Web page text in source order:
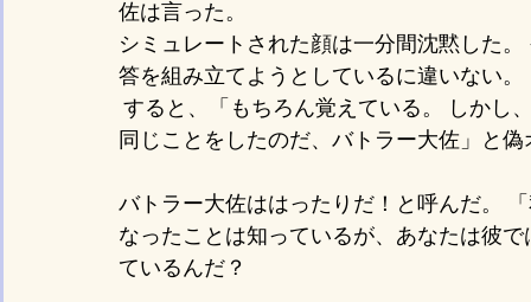
佐は言った。
シミュレートされた顔は一分間沈黙した
答を組み立てようとしているに違いない。
同じことをしたのだ、バトラー大佐」と
バトラー大佐ははったりだ！と呼んだ。
なったことは知っているが、あなたは彼
ているんだ？